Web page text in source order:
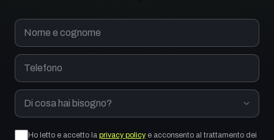
Nome e cognome
Telefono
Di cosa hai bisogno?
Ho letto e accetto la privacy policy e acconsento al trattamento dei